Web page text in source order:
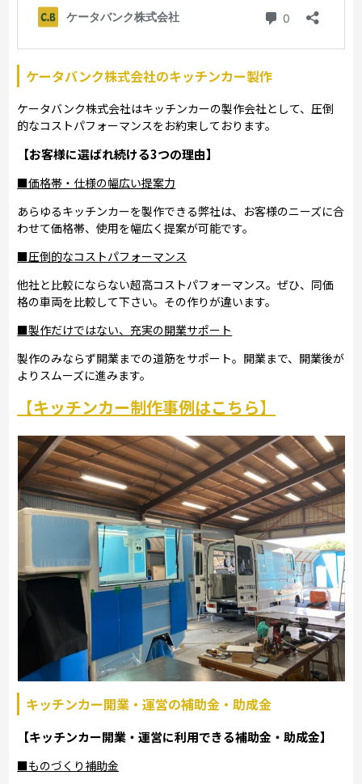
ケータバンク株式会社のキッチンカー製作
ケータバンク株式会社はキッチンカーの製作会社として、圧倒
的なコストパフォーマンスをお約束しております。
【お客様に選ばれ続ける3つの理由】
■価格帯・仕様の幅広い提案力
あらゆるキッチンカーを製作できる弊社は、お客様のニーズに合
わせて価格帯、使用を幅広く提案が可能です。
■圧倒的なコストパフォーマンス
他社と比較にならない超高コストパフォーマンス。ぜひ、同価
格の車両を比較して下さい。その作りが違います。
■製作だけではない、充実の開業サポート
製作のみならず開業までの道筋をサポート。開業まで、開業後が
よりスムーズに進みます。
【キッチンカー制作事例はこちら】
キッチンカー開業・運営の補助金・助成金
【キッチンカー開業・運営に利用できる補助金・助成金】
■ものづくり補助金